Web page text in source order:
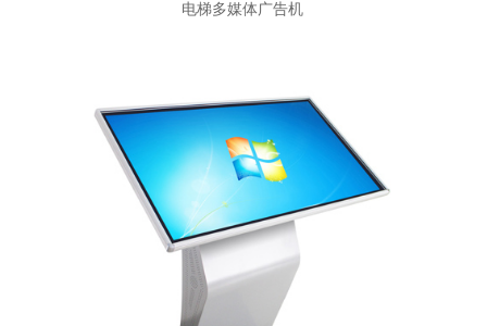
电梯多媒体广告机